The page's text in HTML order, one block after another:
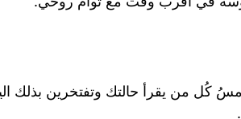
كُل من يقرأ حالتك وتفتخرين بذلك